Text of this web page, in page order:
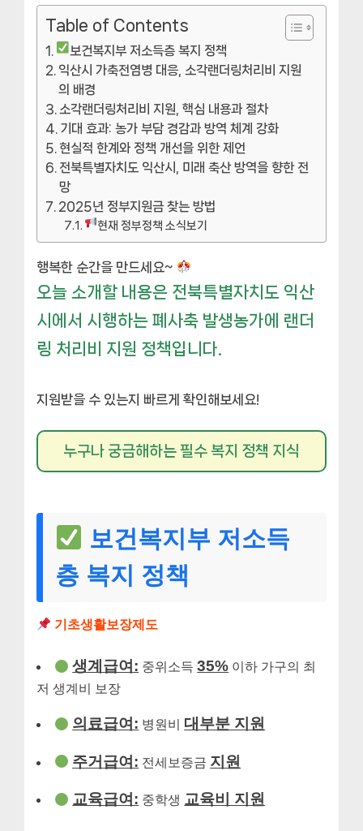
Table of Contents
보건복지부 저소득층 복지 정책
익산시 가축전염병 대응, 소각랜더링처리비 지원
의 배경
소각랜더링처리비 지원, 핵심 내용과 절차
기대 효과: 농가 부담 경감과 방역 체계 강화
현실적 한계와 정책 개선을 위한 제언
전북특별자치도 익산시, 미래 축산 방역을 향한 전
망
2025년 정부지원금 찾는 방법
현재 정부정책 소식보기
행복한 순간을 만드세요~
오늘 소개할 내용은 전북특별자치도 익산
시에서 시행하는 폐사축 발생농가에 랜더
링 처리비 지원 정책입니다.
지원받을 수 있는지 빠르게 확인해보세요!
누구나 궁금해하는 필수 복지 정책 지식
보건복지부 저소득
층 복지 정책
기초생활보장제도
생계급여: 중위소득35% 이하 가구의 최
저 생계비 보장
의료급여: 병원비 대부분 지원
주거급여: 전세보증금 지원
교육급여: 중학생 교육비 지원